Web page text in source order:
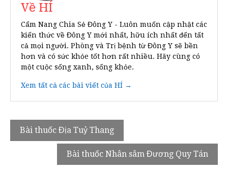
Về HÍ
Cẩm Nang Chia Sẻ Đông Y - Luôn muốn cập nhật các
kiến thức về Đông Y mới nhất, hữu ích nhất đến tất
cả mọi người. Phòng và Trị bệnh từ Đông Y sẽ bền
hơn và có sức khỏe tốt hơn rất nhiều. Hãy cùng có
một cuộc sống xanh, sống khỏe.
Xem tất cả các bài viết của HÍ →
Điều
hướng
Bài thuốc Địa Tuỷ Thang
Bài thuốc Nhân sâm Đương Quy Tán